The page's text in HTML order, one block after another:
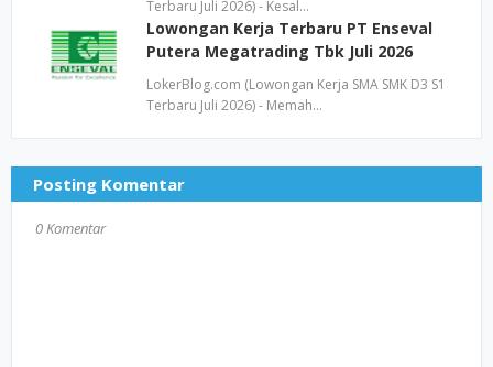
Terbaru Juli 2026) - Kesal…
Lowongan Kerja Terbaru PT Enseval
Putera Megatrading Tbk Juli 2026
LokerBlog.com (Lowongan Kerja SMA SMK D3 S1
Terbaru Juli 2026) - Memah…
Posting Komentar
0 Komentar